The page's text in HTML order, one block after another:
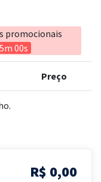
promocionais
00s
Preço
R$ 0,00